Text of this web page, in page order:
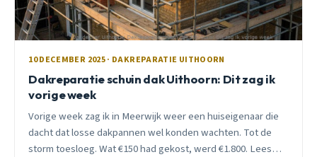
10 DECEMBER 2025 · DAKREPARATIE UITHOORN
Dakreparatie schuin dak Uithoorn: Dit zag ik
vorige week
Vorige week zag ik in Meerwijk weer een huiseigenaar die
dacht dat losse dakpannen wel konden wachten. Tot de
storm toesloeg. Wat €150 had gekost, werd €1.800. Lees